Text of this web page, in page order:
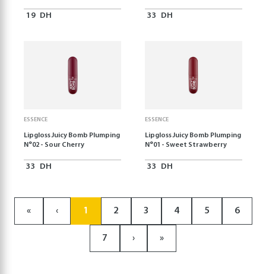
19 DH 33 DH
ESSENCE
Lipgloss Juicy Bomb Plumping
N°02 - Sour Cherry
33 DH
ESSENCE
Lipgloss Juicy Bomb Plumping
N°01 - Sweet Strawberry
33 DH
« ‹ 1 2 3 4 5 6
7 › »